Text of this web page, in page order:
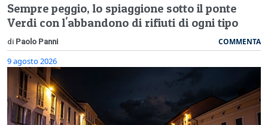
Sempre peggio, lo spiaggione sotto il ponte
Verdi con l'abbandono di rifiuti di ogni tipo
di Paolo Panni COMMENTA
9 agosto 2026